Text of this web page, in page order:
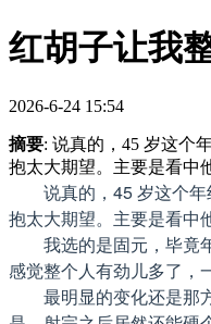
红胡子让我
2026-6-24 15:54
摘要: 说真的，45 岁这个
抱太大期望。主要是看中
说真的，45 岁这个
抱太大期望。主要是看中
我选的是固元，毕竟
感觉整个人有劲儿多了，
最明显的变化还是那